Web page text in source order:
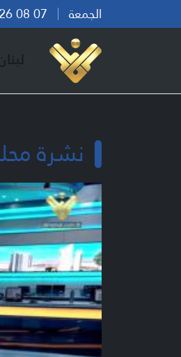
الجمعة
نشرة محليات -